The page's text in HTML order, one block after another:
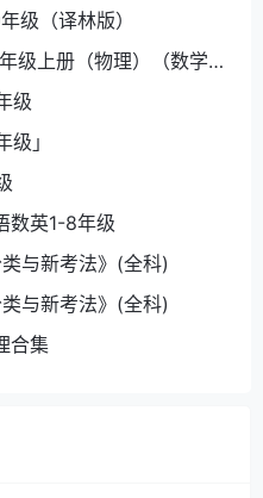
级（译林版）
级上册（物理）（数学）
级
」
数英1-8年级
与新考法》(全科)
与新考法》(全科)
合集